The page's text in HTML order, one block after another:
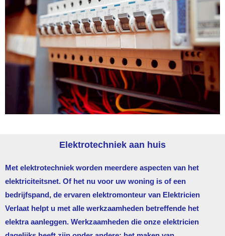
Elektrotechniek aan huis
Met elektrotechniek worden meerdere aspecten van het
elektriciteitsnet. Of het nu voor uw woning is of een
bedrijfspand, de ervaren elektromonteur van Elektricien
Verlaat helpt u met alle werkzaamheden betreffende het
elektra aanleggen. Werkzaamheden die onze elektricien